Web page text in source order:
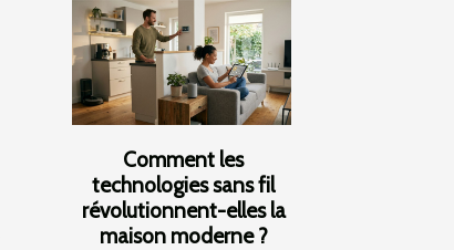
Comment les
technologies sans fil
révolutionnent-elles la
maison moderne ?